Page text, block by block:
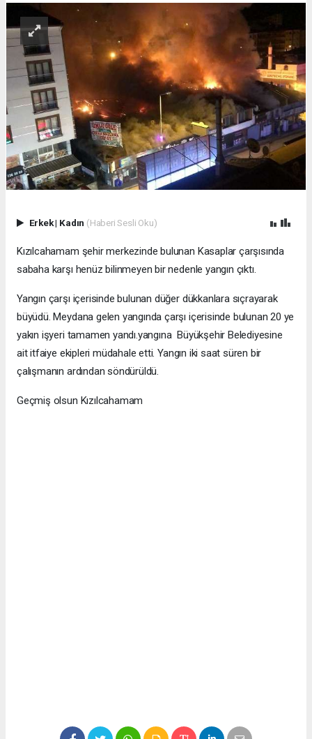
Erkek| Kadın (Haberi Sesli Oku)
Kızılcahamam şehir merkezinde bulunan Kasaplar çarşısında
sabaha karşı henüz bilinmeyen bir nedenle yangın çıktı.
Yangın çarşı içerisinde bulunan düğer dükkanlara sıçrayarak
büyüdü. Meydana gelen yangında çarşı içerisinde bulunan 20 ye
yakın işyeri tamamen yandı.yangına Büyükşehir Belediyesine
ait itfaiye ekipleri müdahale etti. Yangın iki saat süren bir
çalışmanın ardından söndürüldü.
Geçmiş olsun Kızılcahamam